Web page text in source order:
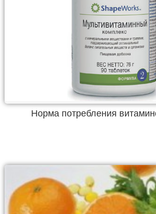
Норма потребления